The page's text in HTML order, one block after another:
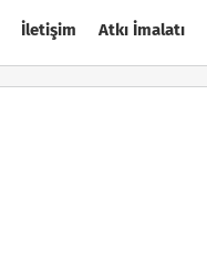
İletişim Atkı İmalatı